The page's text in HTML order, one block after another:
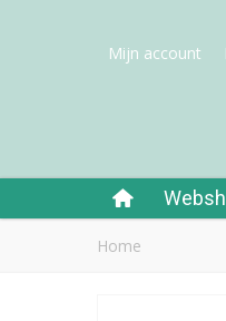
Mijn account
Home